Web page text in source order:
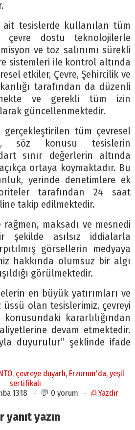
ait tesislerde kullanılan tüm
çevre dostu teknolojilerle
ve toz salınımı sürekli
sistemleri ile kontrol altında
etkiler, Çevre, Şehircilik ve
tarafından da düzenli
ve gerekli tüm izin
güncellenmektedir.
gerçekleştirilen tüm çevresel
söz konusu tesislerin
sınır değerlerin altında
ortaya koymaktadır. Bu
yerinde denetimlere ek
tarafından 24 saat
takip edilmektedir.
maksadı ve mesnedi
şekilde asılsız iddialarla
görsellerin medyaya
hakkında olumsuz bir algı
görülmektedir.
en büyük yatırımları ve
olan tesislerimiz, çevreyi
kararlılığından
devam etmektedir.
duyurulur” şeklinde ifade
, çevreye duyarlı, Erzurum'da, yeşil
sertifikalı
13:18 · 💬 0 yorum · ⎙ Yazdır
yanıt yazın